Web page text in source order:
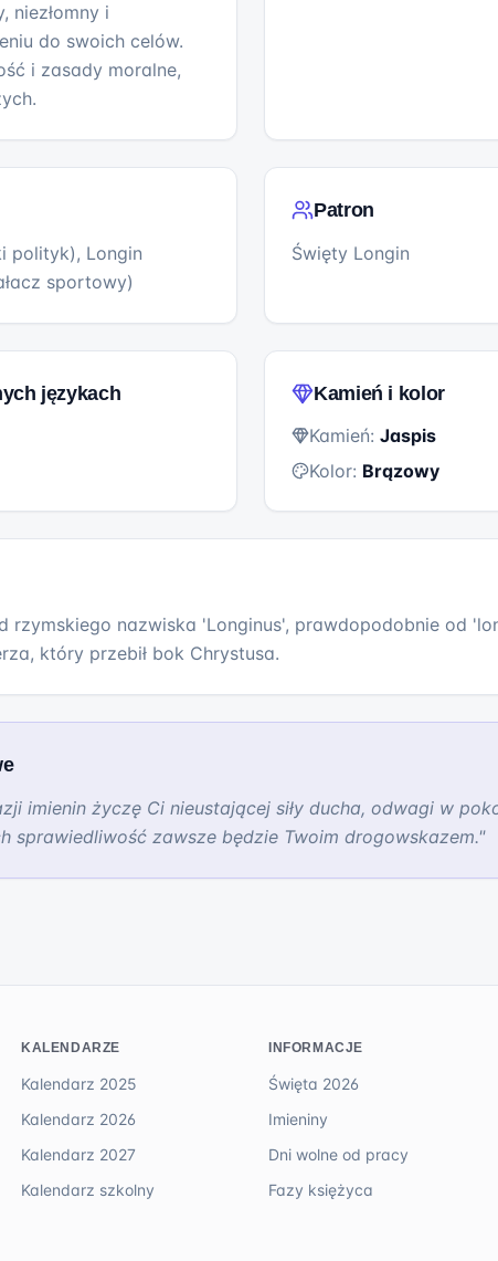
niezłomny i
do swoich celów.
i zasady moralne,
polityk), Longin
sportowy)
Patron
Święty Longin
językach
Kamień i kolor
Kamień: Jaspis
Kolor: Brązowy
rzymskiego nazwiska 'Longinus', prawdopodobnie od
który przebił bok Chrystusa.
imienin życzę Ci nieustającej siły ducha, odwagi w
sprawiedliwość zawsze będzie Twoim drogowskazem."
KALENDARZE
Kalendarz 2025
Kalendarz 2026
Kalendarz 2027
Kalendarz szkolny
INFORMACJE
Święta 2026
Imieniny
Dni wolne od pracy
Fazy księżyca